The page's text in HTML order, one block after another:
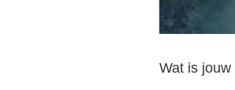
Wat is jouw